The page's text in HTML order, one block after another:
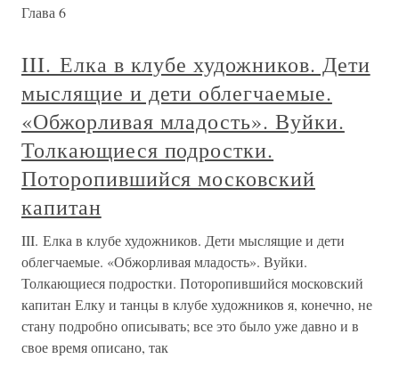
Глава 6
III. Елка в клубе художников. Дети
мыслящие и дети облегчаемые.
«Обжорливая младость». Вуйки.
Толкающиеся подростки.
Поторопившийся московский
капитан
III. Елка в клубе художников. Дети мыслящие и дети
облегчаемые. «Обжорливая младость». Вуйки.
Толкающиеся подростки. Поторопившийся московский
капитан Елку и танцы в клубе художников я, конечно, не
стану подробно описывать; все это было уже давно и в
свое время описано, так